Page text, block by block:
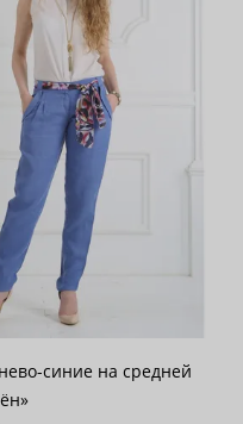
синие на средней